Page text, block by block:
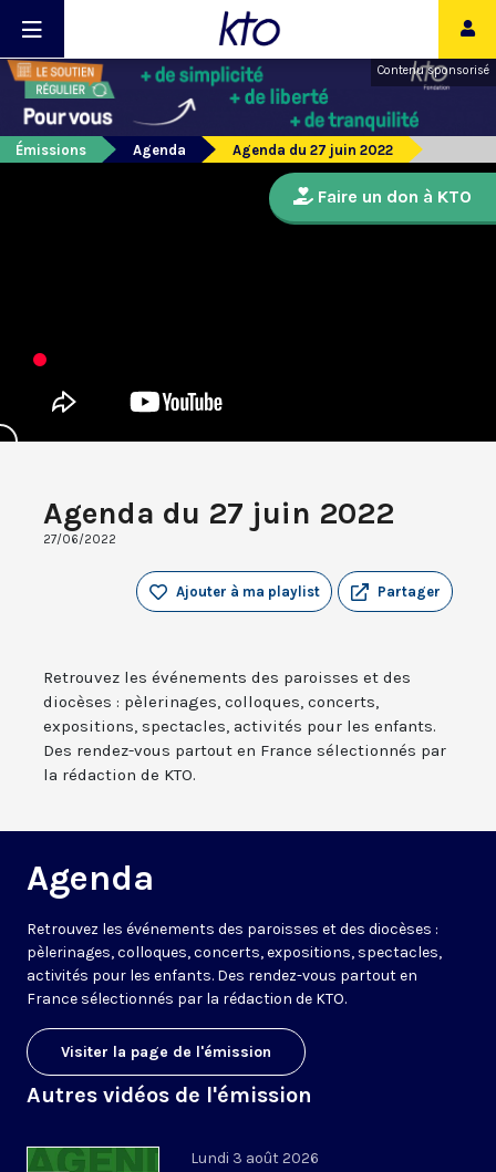
Contenu sponsorisé
Émissions Agenda Agenda du 27 juin 2022
Agenda du 27 juin 2022
27/06/2022
Partager
Ajouter à ma playlist
Retrouvez les événements des paroisses et des
diocèses : pèlerinages, colloques, concerts,
expositions, spectacles, activités pour les enfants.
Des rendez-vous partout en France sélectionnés par
la rédaction de KTO.
Agenda
Retrouvez les événements des paroisses et des diocèses :
pèlerinages, colloques, concerts, expositions, spectacles,
activités pour les enfants. Des rendez-vous partout en
France sélectionnés par la rédaction de KTO.
Visiter la page de l'émission
Autres vidéos de l'émission
Lundi 3 août 2026
Faire un don à KTO